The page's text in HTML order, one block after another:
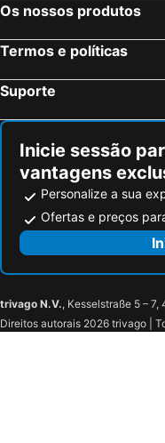
Os nossos produtos
Termos e políticas
Suporte
Inicie sessão
vantagens
Personalize a sua
Ofertas e preços
trivago N.V., Kesselstraße 5 –
Direitos autorais 2026 trivago |